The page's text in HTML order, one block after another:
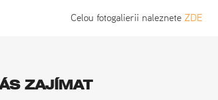
Celou fotogalierii nalezneteZDE
ZAJÍMAT